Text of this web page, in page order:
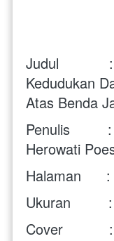
Judul
Kedudukan
Atas Benda
Penulis
Herowati
Halaman
Ukuran
Cover